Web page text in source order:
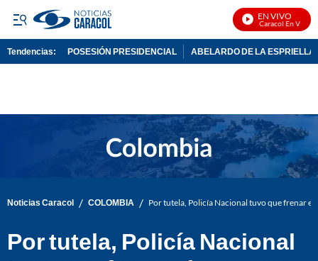
EN VIVO
Noticias Caracol En Vivo
Tendencias: POSESIÓN PRESIDENCIAL ABELARDO DE LA ESPRIELLA
Noticias Caracol / COLOMBIA / Por tutela, Policía Nacional tuvo que frenar
Por tutela, Policía Nacional